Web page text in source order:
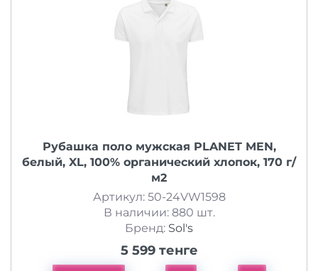
Рубашка поло мужская PLANET MEN,
белый, XL, 100% органический хлопок, 170 г/
м2
Артикул: 50-24VW1598
В наличии: 880 шт.
Бренд: Sol's
5 599 тенге